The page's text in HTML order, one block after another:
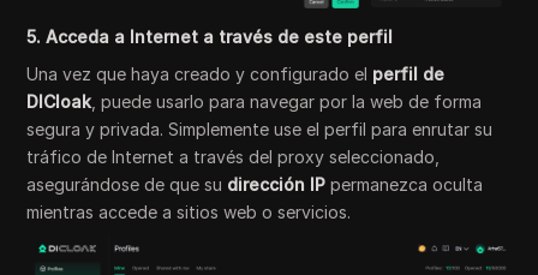
5. Acceda a Internet a través de este perfil
Una vez que haya creado y configurado el perfil de
DICloak , puede usarlo para navegar por la web de forma
segura y privada. Simplemente use el perfil para enrutar su
tráfico de Internet a través del proxy seleccionado,
asegurándose de que su dirección IP permanezca oculta
mientras accede a sitios web o servicios.